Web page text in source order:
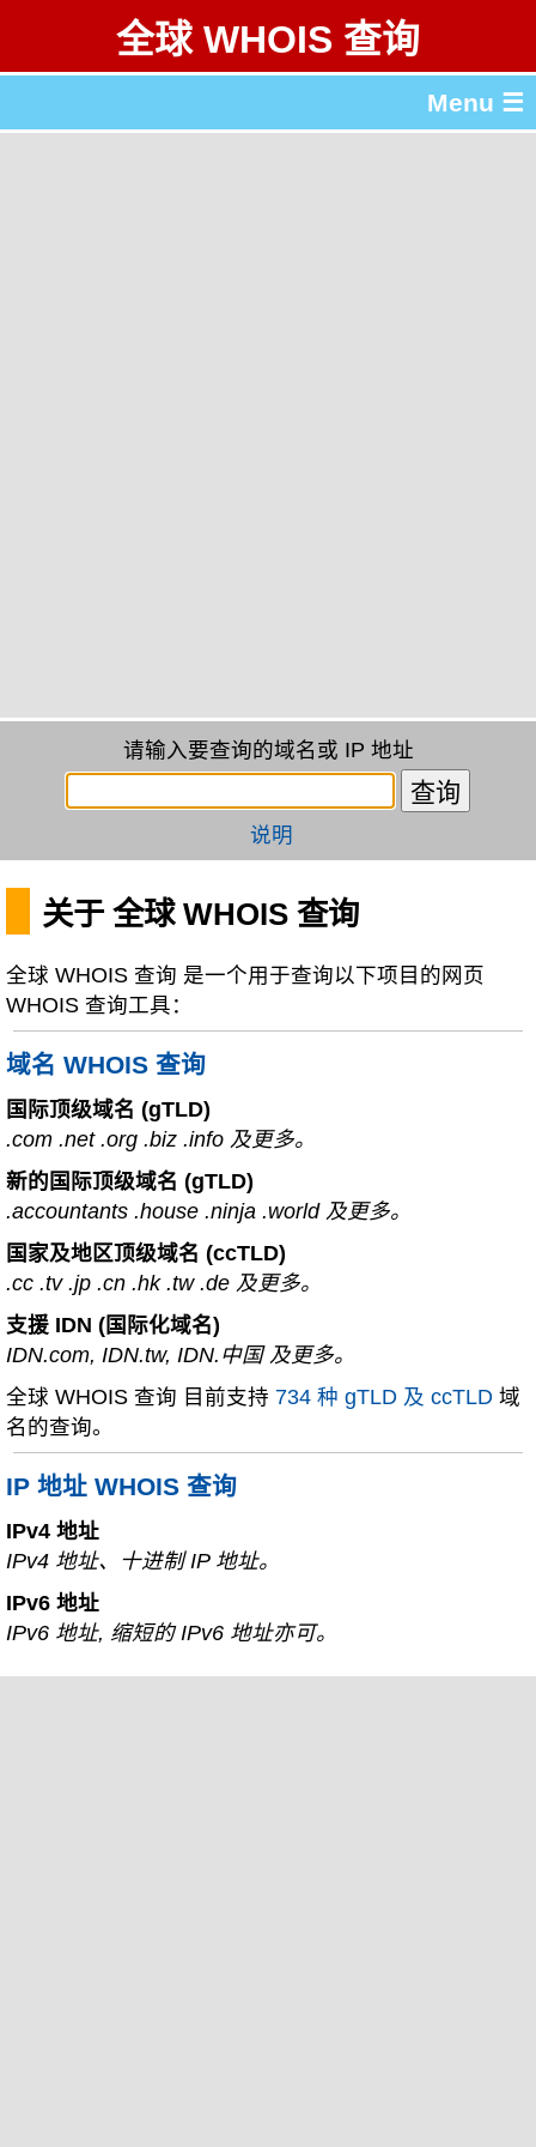
全球 WHOIS 查询
Menu ☰
请输入要查询的域名或 IP 地址
说明
关于 全球 WHOIS 查询
全球 WHOIS 查询 是一个用于查询以下项目的网页
WHOIS 查询工具：
域名 WHOIS 查询
国际顶级域名 (gTLD)
.com .net .org .biz .info 及更多。
新的国际顶级域名 (gTLD)
.accountants .house .ninja .world 及更多。
国家及地区顶级域名 (ccTLD)
.cc .tv .jp .cn .hk .tw .de 及更多。
支援 IDN (国际化域名)
IDN.com, IDN.tw, IDN.中国 及更多。
全球 WHOIS 查询 目前支持 734 种 gTLD 及 ccTLD 域
名的查询。
IP 地址 WHOIS 查询
IPv4 地址
IPv4 地址、十进制 IP 地址。
IPv6 地址
IPv6 地址, 缩短的 IPv6 地址亦可。